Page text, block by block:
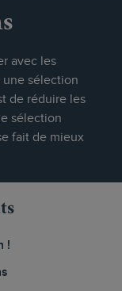
avec les
une sélection
de réduire les
sélection
fait de mieux
!